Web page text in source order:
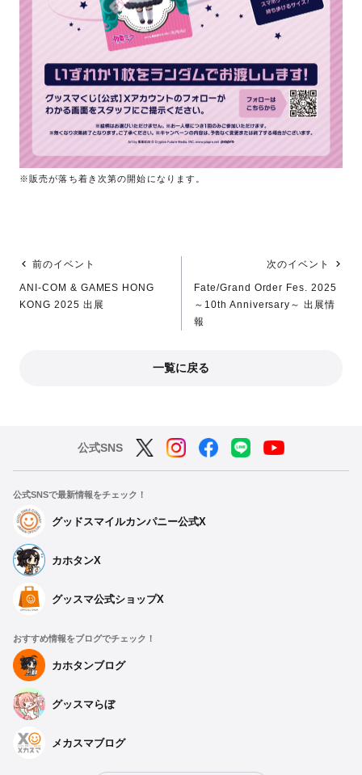
※販売が落ち着き次第の開始になります。
前のイベント
ANI-COM & GAMES HONG
KONG 2025 出展
次のイベント
Fate/Grand Order Fes. 2025
～10th Anniversary～ 出展情
報
一覧に戻る
公式SNS
公式SNSで最新情報をチェック！
グッドスマイルカンパニー公式X
カホタンX
グッスマ公式ショップX
おすすめ情報をブログでチェック！
カホタンブログ
グッスマらぼ
メカスマブログ